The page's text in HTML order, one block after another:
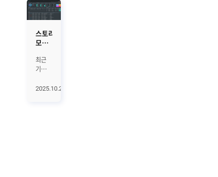
스토리지
모니터링
Zenius
STMS의
특장점
최근
기업의
인프라는
2025.10.27